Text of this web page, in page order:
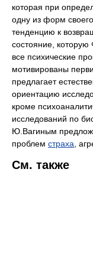
которая при
одну из форм
тенденцию к
состояние, которую
все психические
мотивированы
предлагает
ориентацию
кроме
исследований по
Ю.Вагиным
проблем страха ,
См. также